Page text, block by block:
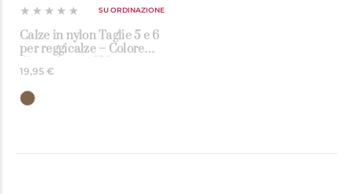
SU ORDINAZIONE
Calze in nylon Taglie 5 e 6
per reggicalze – Colore
19,95 €